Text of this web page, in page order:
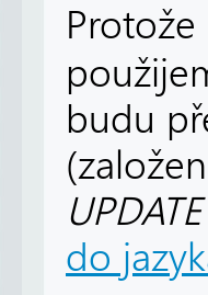
budu
UPDATE
do